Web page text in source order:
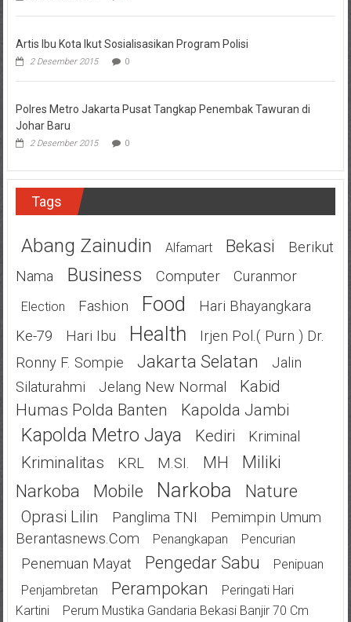
Artis Ibu Kota Ikut Sosialisasikan Program Polisi
2 Desember 2015 0
Polres Metro Jakarta Pusat Tangkap Penembak Tawuran di
Johar Baru
2 Desember 2015 0
Tags
Abang Zainudin Alfamart Bekasi
Berikut
Nama
Business Computer Curanmor
Election Fashion Food
Hari Bhayangkara
Ke-79
Hari Ibu Health
Irjen Pol.( Purn ) Dr.
Ronny F. Sompie
Jakarta Selatan
Jalin
Silaturahmi
Jelang New Normal
Kabid
Humas Polda Banten
Kapolda Jambi
Kapolda Metro Jaya Kediri Kriminal
Kriminalitas KRL M.SI. MH
Miliki
Narkoba
Mobile Narkoba Nature
Oprasi Lilin Panglima TNI
Pemimpin Umum
Berantasnews.com
Penangkapan Pencurian
Penemuan Mayat Pengedar Sabu
Penipuan
Penjambretan
Perampokan
Peringati Hari
Kartini
Perum Mustika Gandaria Bekasi Banjir 70 Cm